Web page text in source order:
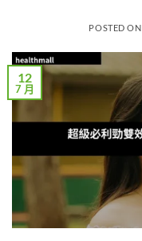
POSTED ON
12
7 月